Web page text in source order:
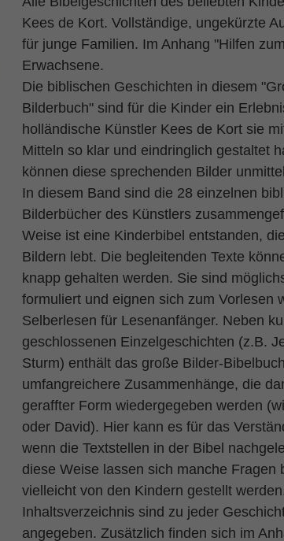
Kees de Kort. Vollständige, ungekürzte
für junge Familien. Im Anhang "Hilfen
Erwachsene.
Die biblischen Geschichten in diesem
Bilderbuch" sind für die Kinder ein
holländische Künstler Kees de Kort sie
Mitteln so klar und eindringlich gestaltet
können diese sprechenden Bilder
In diesem Band sind die 28 einzelnen
Bilderbücher des Künstlers
Weise ist eine Kinderbibel entstanden,
Bildern lebt. Die begleitenden Texte
knapp gehalten werden. Sie sind
formuliert und eignen sich zum Vorlesen
Selberlesen für Lesenanfänger. Neben
geschlossenen Einzelgeschichten (z.B.
Sturm) enthält das große Bilder-
umfangreichere Zusammenhänge, die
geraffter Form wiedergegeben werden
oder David). Hier kann es für das
wenn die Textstellen in der Bibel
diese Weise lassen sich manche Fragen
vielleicht von den Kindern gestellt
Inhaltsverzeichnis sind zu jeder
angegeben. Zusätzlich finden sich im